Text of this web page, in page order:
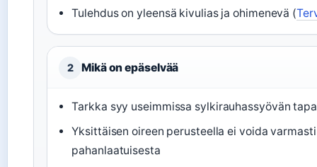
Tulehdus on yleensä kivulias ja ohimenevä (
2 Mikä on epäselvää
Tarkka syy useimmissa sylkirauhassyövän
Yksittäisen oireen perusteella ei voida
pahanlaatuisesta